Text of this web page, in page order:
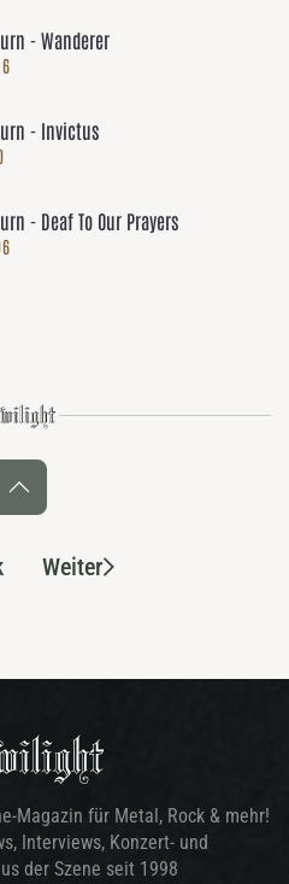
- Wanderer
- Invictus
- Deaf To Our Prayers
Weiter
Magazin für Metal, Rock & mehr!
Interviews, Konzert- und
der Szene seit 1998